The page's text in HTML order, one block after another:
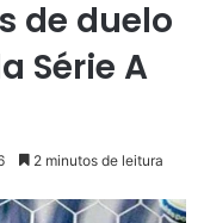
de duelo
Série A
2 minutos de leitura